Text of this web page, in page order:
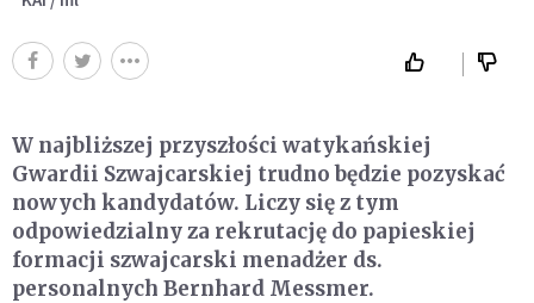
W najbliższej przyszłości watykańskiej
Gwardii Szwajcarskiej trudno będzie pozyskać
nowych kandydatów. Liczy się z tym
odpowiedzialny za rekrutację do papieskiej
formacji szwajcarski menadżer ds.
personalnych Bernhard Messmer.